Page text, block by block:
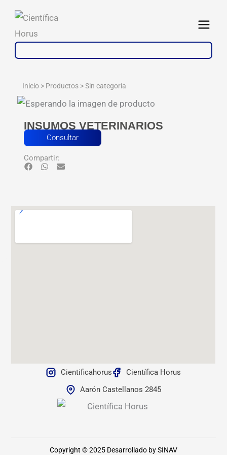
contenido
Abrir
Inicio > Productos >Sin categoría
INSUMOS VETERINARIOS
Consultar
Compartir:
Cientificahorus
Científica Horus
Aarón Castellanos 2845
Copyright © 2025 Desarrollado by SINAV